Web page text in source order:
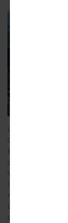
La cantina
C’era una volta…
Ebbene, il
classico e
Varna vicino a
lontano 1142
nuovo
La storia
come